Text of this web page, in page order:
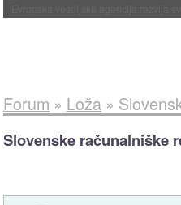
Forum » Loža»
Slovenske računalniške